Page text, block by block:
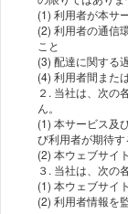
(1) 利⽤者が本サ
(2) 利⽤者の通信
こと
(3) 配達に関する
(4) 利⽤者間また
２. 当社は、次の
ん。
(1) 本サービス及
び利⽤者が期待
(2) 本ウェブサイ
３. 当社は、次の
(1) 本ウェブサイ